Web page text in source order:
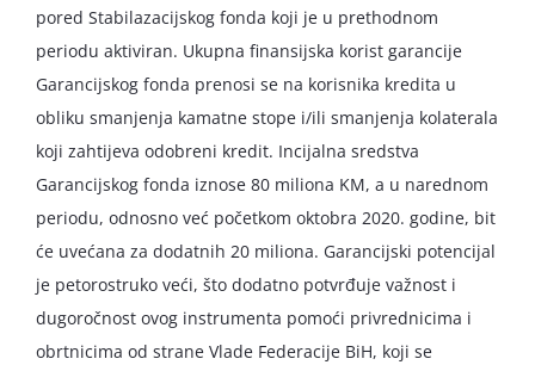
pored Stabilazacijskog fonda koji je u prethodnom
periodu aktiviran. Ukupna finansijska korist garancije
Garancijskog fonda prenosi se na korisnika kredita u
obliku smanjenja kamatne stope i/ili smanjenja kolaterala
koji zahtijeva odobreni kredit. Incijalna sredstva
Garancijskog fonda iznose 80 miliona KM, a u narednom
periodu, odnosno već početkom oktobra 2020. godine, bit
će uvećana za dodatnih 20 miliona. Garancijski potencijal
je petorostruko veći, što dodatno potvrđuje važnost i
dugoročnost ovog instrumenta pomoći privrednicima i
obrtnicima od strane Vlade Federacije BiH, koji se